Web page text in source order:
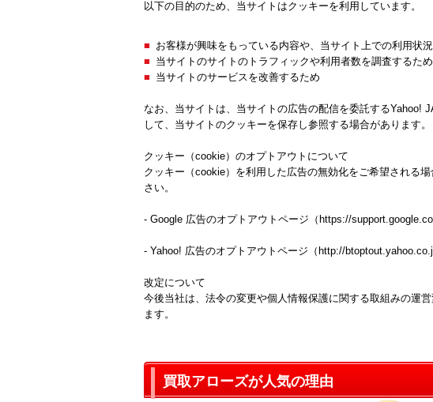
以下の目的のため、当サイトはクッキーを利用しています。
お客様が興味をもっている内容や、当サイト上での利用状
当サイトのサイトのトラフィックや利用者数を調査するため
当サイトのサービスを改善するため
なお、当サイトは、当サイトの広告の配信を委託するYahoo!
して、当サイトのクッキーを保存し参照する場合があります。
クッキー（cookie）のオプトアウトについて
クッキー（cookie）を利用した広告の無効化をご希望される
さい。
- Google 広告のオプトアウトページ（ https://
- Yahoo! 広告のオプトアウトページ（ http://
改定について
今後当社は、法令の変更や個人情報保護に関する取組みの運
ます。
買取アローズが人気の理由